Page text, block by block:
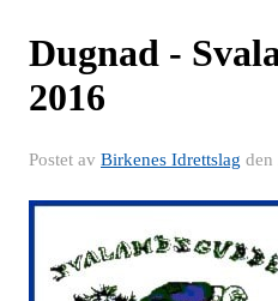
Dugnad -
2016
Postet av Birkenes Idrettslag den